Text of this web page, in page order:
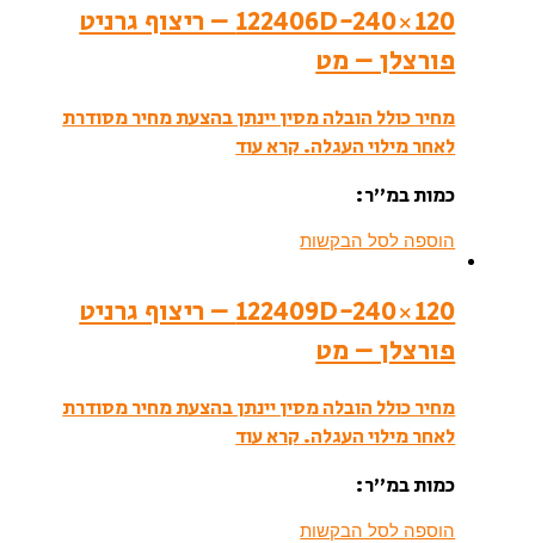
122406D-240×120 – ריצוף גרניט
פורצלן – מט
מחיר כולל הובלה מסין יינתן בהצעת מחיר מסודרת
לאחר מילוי העגלה. קרא עוד
כמות במ”ר:
הוספה לסל הבקשות
122409D-240×120 – ריצוף גרניט
פורצלן – מט
מחיר כולל הובלה מסין יינתן בהצעת מחיר מסודרת
לאחר מילוי העגלה.קרא עוד
כמות במ”ר:
הוספה לסל הבקשות